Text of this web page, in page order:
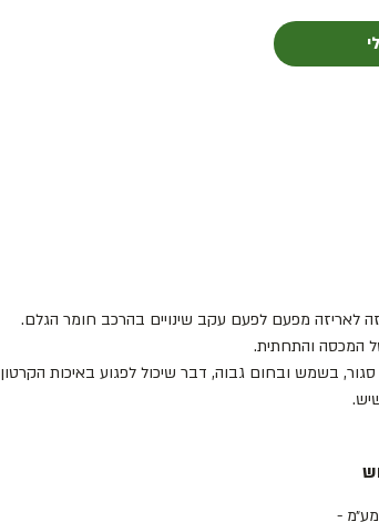
לאריזה מפעם לפעם עקב שינויים בהרכב חומר הגלם.
המכסה והתחתית.
בשמש ובחום גבוה, דבר שיכול לפגוע באיכות הקרטון
-